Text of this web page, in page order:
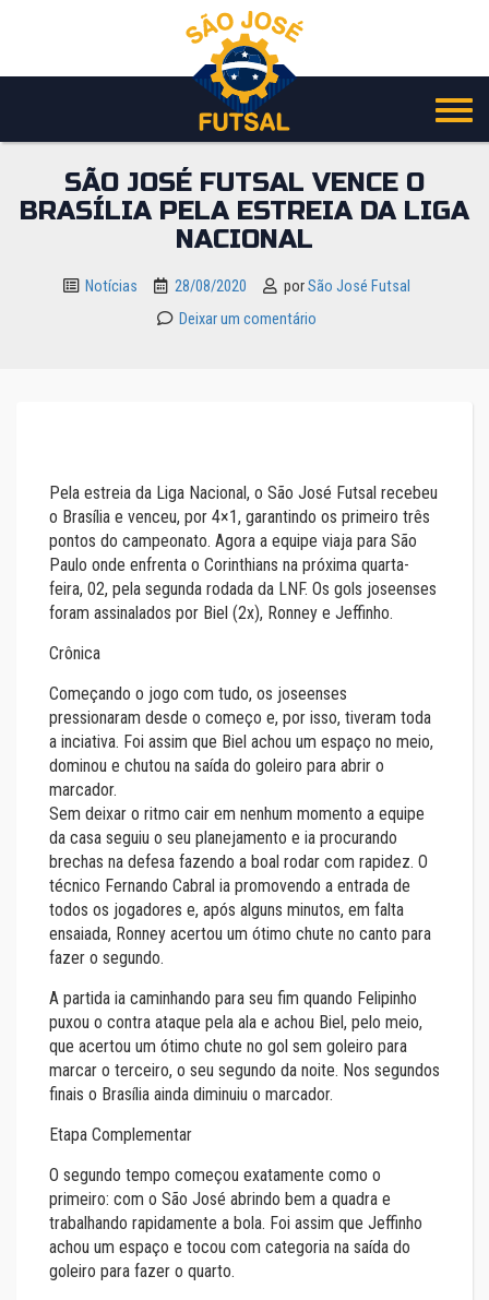
o
SÃO JOSÉ FUTSAL VENCE O
BRASÍLIA PELA ESTREIA DA LIGA
NACIONAL
Notícias 28/08/2020 porSão José Futsal
Deixar um comentário
Pela estreia da Liga Nacional, o São José Futsal recebeu
o Brasília e venceu, por 4×1, garantindo os primeiro três
pontos do campeonato. Agora a equipe viaja para São
Paulo onde enfrenta o Corinthians na próxima quarta-
feira, 02, pela segunda rodada da LNF. Os gols joseenses
foram assinalados por Biel (2x), Ronney e Jeffinho.
Crônica
Começando o jogo com tudo, os joseenses
pressionaram desde o começo e, por isso, tiveram toda
a inciativa. Foi assim que Biel achou um espaço no meio,
dominou e chutou na saída do goleiro para abrir o
marcador.
Sem deixar o ritmo cair em nenhum momento a equipe
da casa seguiu o seu planejamento e ia procurando
brechas na defesa fazendo a boal rodar com rapidez. O
técnico Fernando Cabral ia promovendo a entrada de
todos os jogadores e, após alguns minutos, em falta
ensaiada, Ronney acertou um ótimo chute no canto para
fazer o segundo.
A partida ia caminhando para seu fim quando Felipinho
puxou o contra ataque pela ala e achou Biel, pelo meio,
que acertou um ótimo chute no gol sem goleiro para
marcar o terceiro, o seu segundo da noite. Nos segundos
finais o Brasília ainda diminuiu o marcador.
Etapa Complementar
O segundo tempo começou exatamente como o
primeiro: com o São José abrindo bem a quadra e
trabalhando rapidamente a bola. Foi assim que Jeffinho
achou um espaço e tocou com categoria na saída do
goleiro para fazer o quarto.